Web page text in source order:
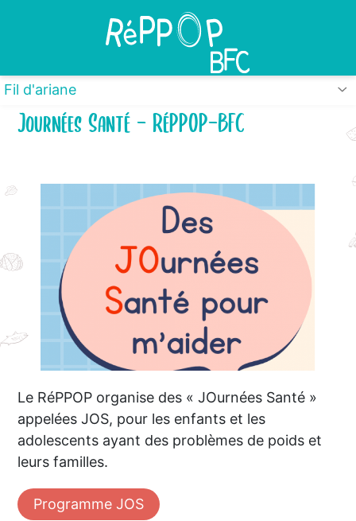
Fil d'ariane
Journées Santé - RéPPOP-BFC
Le RéPPOP organise des « JOurnées Santé »
appelées JOS, pour les enfants et les
adolescents ayant des problèmes de poids et
leurs familles.
Programme JOS
Panneau de gestion des cookies